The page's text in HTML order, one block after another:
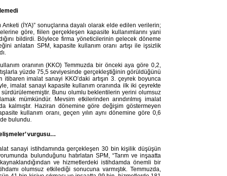
Anketi (İYA)” sonuçlarına dayalı olarak elde edilen verilerin;
göre, fiilen gerçekleşen kapasite kullanımlarını yani
bildirdi. Böylece firma yöneticilerinin gelecek döneme
anlatan SPM, kapasite kullanım oranı artışı ile işsizlik
oranının (KKO) Temmuzda bir önceki aya göre 0,2,
yüzde 75,5 seviyesinde gerçekleştiğinin görüldüğünü
imalat sanayi KKO’daki artışın 3. çeyrek boyunca
imalat sanayi kapasite kullanım oranında ilk iki çeyrekte
sürdürülememiştir. Bunu olumlu beklentilerin yerini olumsuz
mümkündür. Mevsim etkilerinden arındırılmış imalat
kalmıştır. Haziran dönemine göre değişim göstermeyen
kullanım oranı, geçen yılın aynı dönemine göre 0,6
bulundu.
vurgusu…
sanayi istihdamında gerçekleşen 30 bin kişilik düşüşün
bulunduğunu hatırlatan SPM, “Tarım ve inşaatta
ve hizmetlerdeki istihdamda önemli bir
olumsuz etkilediği sonucuna varmıştık. Temmuzda,